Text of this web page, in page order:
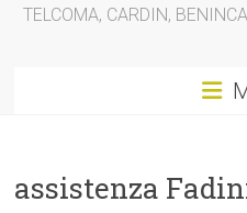
TELCOMA, CARDIN,
assistenza